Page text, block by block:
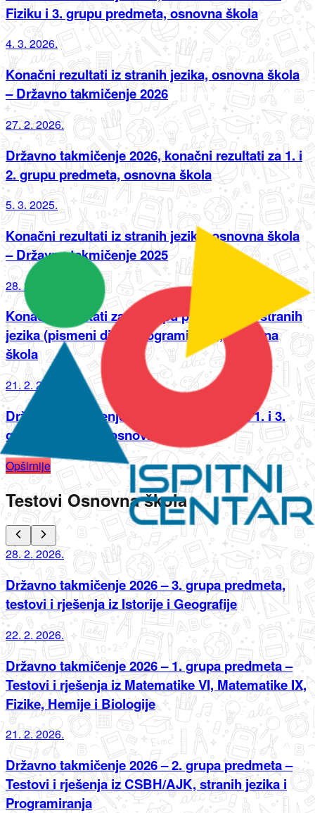
Fiziku i 3. grupu predmeta, osnovna škola
4. 3. 2026.
Konačni rezultati iz stranih jezika, osnovna škola
– Državno takmičenje 2026
27. 2. 2026.
Državno takmičenje 2026, konačni rezultati za 1. i
2. grupu predmeta, osnovna škola
5. 3. 2025.
Konačni rezultati iz stranih jezika, osnovna škola
– Državno takmičenje 2025
28. 2. 2025.
Konačni rezultati za 2. grupu predmeta: iz stranih
jezika (pismeni dio) i programiranja, osnovna
škola
21. 2. 2025.
Državno takmičenje- konačni rezultati za 1. i 3.
grupu predmeta, osnovna škola
Opširnije
Testovi Osnovna škola
28. 2. 2026.
Državno takmičenje 2026 – 3. grupa predmeta,
testovi i rješenja iz Istorije i Geografije
22. 2. 2026.
Državno takmičenje 2026 – 1. grupa predmeta –
Testovi i rješenja iz Matematike VI, Matematike IX,
Fizike, Hemije i Biologije
21. 2. 2026.
Državno takmičenje 2026 – 2. grupa predmeta –
Testovi i rješenja iz CSBH/AJK, stranih jezika i
Programiranja